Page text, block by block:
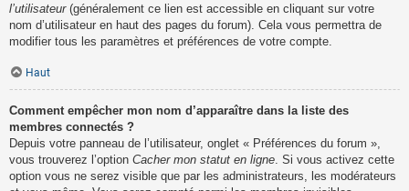
l’utilisateur(généralement ce lien est accessible en cliquant sur votre
nom d’utilisateur en haut des pages du forum). Cela vous permettra de
modifier tous les paramètres et préférences de votre compte.
Haut
Comment empêcher mon nom d’apparaître dans la liste des
membres connectés ?
Depuis votre panneau de l’utilisateur, onglet « Préférences du forum »,
vous trouverez l’option Cacher mon statut en ligne . Si vous activez cette
option vous ne serez visible que par les administrateurs, les modérateurs